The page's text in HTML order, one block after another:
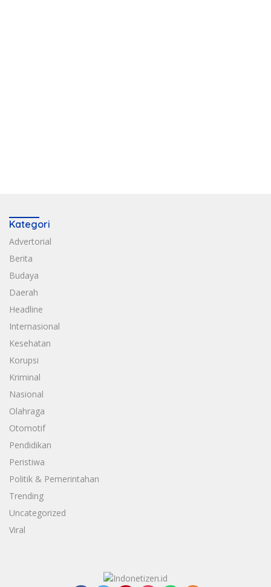
Kategori
Advertorial
Berita
Budaya
Daerah
Headline
Internasional
Kesehatan
Korupsi
Kriminal
Nasional
Olahraga
Otomotif
Pendidikan
Peristiwa
Politik & Pemerintahan
Trending
Uncategorized
Viral